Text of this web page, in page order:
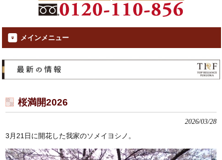
メインメニュー
桜満開2026
2026/03/28
3月21日に開花した我家のソメイヨシノ。